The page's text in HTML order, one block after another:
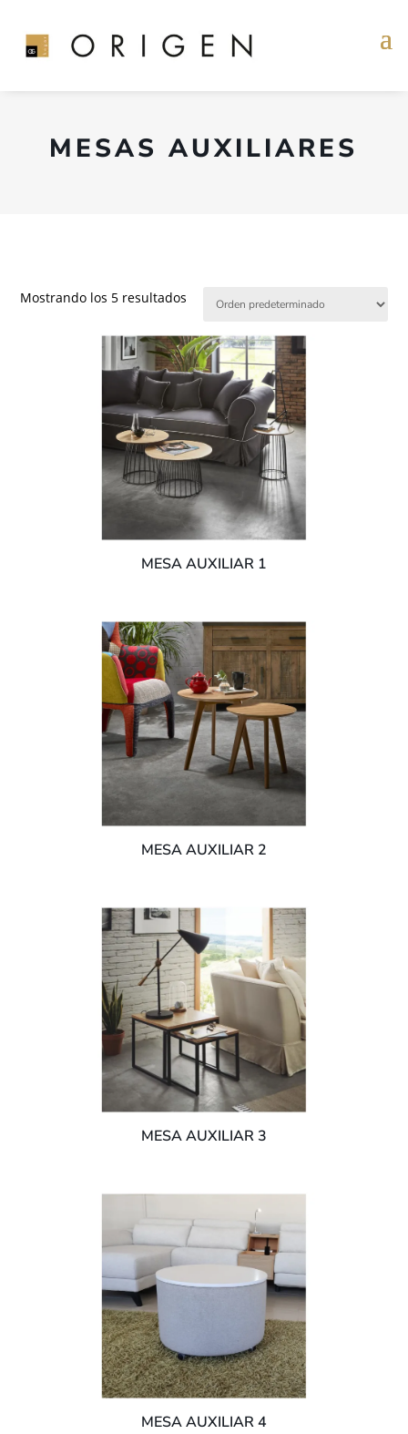
MESAS AUXILIARES
Mostrando los 5 resultados
MESA AUXILIAR 1
MESA AUXILIAR 2
MESA AUXILIAR 3
MESA AUXILIAR 4